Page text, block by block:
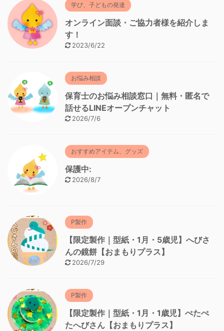
学び、子どもの発達
オンライン面談・ご協力者様を紹介しま
す！
2023/6/22
お悩み相談
保育士のお悩み相談窓口｜無料・匿名で
話せるLINEオープンチャット
2026/7/6
おすすめアイテム、グッズ
保護中:
2026/8/7
P製作
【限定製作｜型紙・1月・5歳児】へびさ
んの鏡餅【おまもりプラス】
2026/7/29
P製作
【限定製作｜型紙・1月・1歳児】ぺたぺ
たへびさん【おまもりプラス】